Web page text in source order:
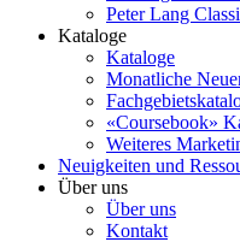
Peter Lang
Kataloge
Kataloge
Monatliche
«Coursebook»
Weiteres
Neuigkeiten und
Über uns
Über uns
Kontakt